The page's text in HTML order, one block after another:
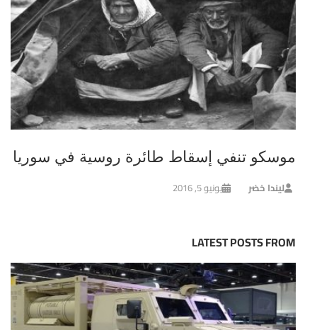
موسكو تنفي إسقاط طائرة روسية في سوريا
ليندا خضر يونيو 5, 2016
LATEST POSTS FROM